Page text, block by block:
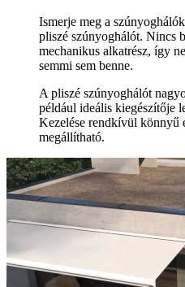
Ismerje meg a
pliszé szúnyoghálót. Nincs
mechanikus alkatrész, így
semmi sem benne.
A pliszé szúnyoghálót
például ideális kiegészítője
Kezelése rendkívül könnyű
megállítható.